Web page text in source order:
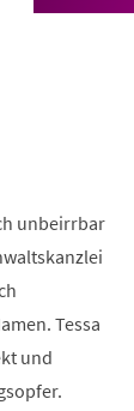
unbeirrbar
Tessa
und